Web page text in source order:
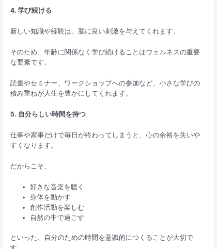
4. 学び続ける
新しい知識や経験は、脳に良い刺激を与えてくれます。
そのため、年齢に関係なく学び続けることはウェルネスの重要
な要素です。
読書やセミナー、ワークショップへの参加など、小さな学びの
積み重ねが人生を豊かにしてくれます。
5. 自分らしい時間を持つ
仕事や家事だけで毎日が終わってしまうと、心の余裕を失いや
すくなります。
だからこそ、
好きな音楽を聴く
身体を動かす
創作活動を楽しむ
自然の中で過ごす
といった、自分のための時間を意識的につくることが大切で